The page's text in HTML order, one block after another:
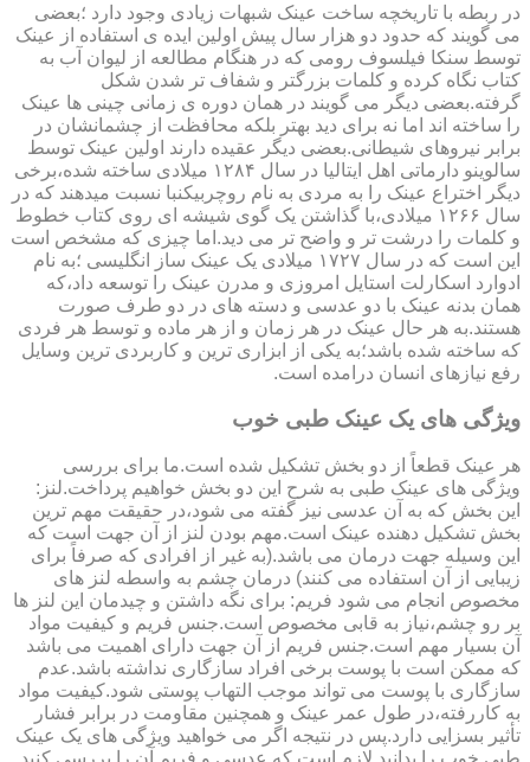
در ربطه با تاریخچه ساخت عینک شبهات زیادی وجود دارد ؛بعضی
می گویند که حدود دو هزار سال پیش اولین ایده ی استفاده از عینک
توسط سنکا فیلسوف رومی که در هنگام مطالعه از لیوان آب به
کتاب نگاه کرده و کلمات بزرگتر و شفاف تر شدن شکل
گرفته.بعضی دیگر می گویند در همان دوره ی زمانی چینی ها عینک
را ساخته اند اما نه برای دید بهتر بلکه محافظت از چشمانشان در
برابر نیروهای شیطانی.بعضی دیگر عقیده دارند اولین عینک توسط
سالوینو دارماتی اهل ایتالیا در سال ۱۲۸۴ میلادی ساخته شده،برخی
دیگر اختراع عینک را به مردی به نام روچربیکنبا نسبت میدهند که در
سال ۱۲۶۶ میلادی،با گذاشتن یک گوی شیشه ای روی کتاب خطوط
و کلمات را درشت تر و واضح تر می دید.اما چیزی که مشخص است
این است که در سال ۱۷۲۷ میلادی یک عینک ساز انگلیسی ؛به نام
ادوارد اسکارلت استایل امروزی و مدرن عینک را توسعه داد،که
همان بدنه عینک با دو عدسی و دسته های در دو طرف صورت
هستند.به هر حال عینک در هر زمان و از هر ماده و توسط هر فردی
که ساخته شده باشد؛به یکی از ابزاری ترین و کاربردی ترین وسایل
رفع نیازهای انسان درامده است.
ویژگی های یک عینک طبی خوب
هر عینک قطعاً از دو بخش تشکیل شده است.ما برای بررسی
ویژگی های عینک طبی به شرح این دو بخش خواهیم پرداخت.لنز:
این بخش که به آن عدسی نیز گفته می شود،در حقیقت مهم ترین
بخش تشکیل دهنده عینک است.مهم بودن لنز از آن جهت است که
این وسیله جهت درمان می باشد.(به غیر از افرادی که صرفاً برای
زیبایی از آن استفاده می کنند) درمان چشم به واسطه لنز های
مخصوص انجام می شود فریم: برای نگه داشتن و چیدمان این لنز ها
بر رو چشم،نیاز به قابی مخصوص است.جنس فریم و کیفیت مواد
آن بسیار مهم است.جنس فریم از آن جهت دارای اهمیت می باشد
که ممکن است با پوست برخی افراد سازگاری نداشته باشد.عدم
سازگاری با پوست می تواند موجب التهاب پوستی شود.کیفیت مواد
به کاررفته،در طول عمر عینک و همچنین مقاومت در برابر فشار
تأثیر بسزایی دارد.پس در نتیجه اگر می خواهید ویژگی های یک عینک